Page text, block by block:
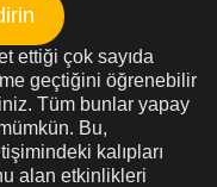
ettiği çok sayıda
geçtiğini öğrenebilir
Tüm bunlar yapay
Bu,
kalıpları
alan etkinlikleri